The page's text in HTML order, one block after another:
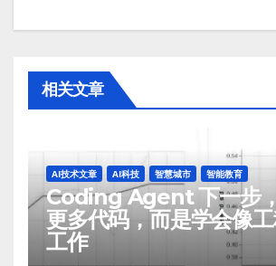
相关文章
AI技术文章 AI科技 智慧城市 智能教育
Coding Agent 下一步
更多代码，而是学会像
工作